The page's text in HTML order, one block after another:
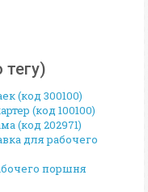
(код 300100)
(код 100100)
(код 202971)
для рабочего
поршня